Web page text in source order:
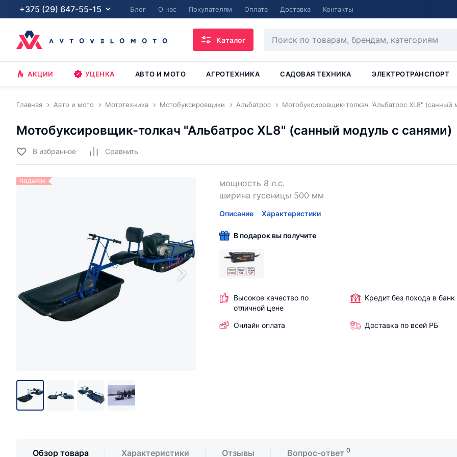
+375 (29) 647-55-15 Блог О нас Покупателям Оплата Доставка Контакты
Каталог
АКЦИИ УЦЕНКА АВТО И МОТО АГРОТЕХНИКА САДОВАЯ ТЕХНИКА ЭЛЕКТРОТРАНСПОРТ
Главная Авто и мото Мототехника Мотобуксировщики Альбатрос Мотобуксировщик-толкач "Альбатрос XL8" (санный
Мотобуксировщик-толкач "Альбатрос XL8" (санный модуль с санями)
В избранное Cравнить
ПОДАРОК
мощность 8 л.с.
ширина гусеницы 500 мм
Описание Характеристики
В подарок вы получите
Высокое качество по
отличной цене
Кредит без похода в банк
Онлайн оплата Доставка по всей РБ
Обзор товара Характеристики Отзывы Вопрос-ответ 0